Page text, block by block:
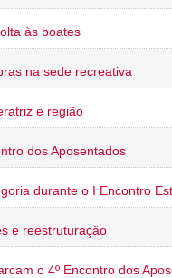
às boates
na sede recreativa
e região
dos Aposentados
durante o I Encontro
e reestruturação
o 4º Encontro dos